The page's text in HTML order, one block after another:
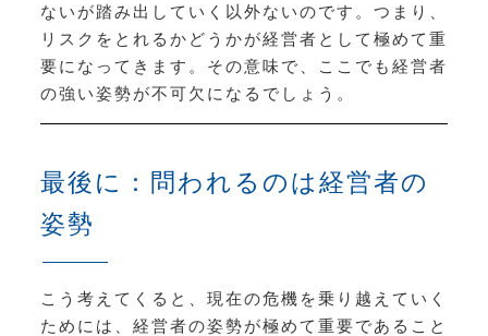
ないが踏み出していく以外ないのです。つまり、
リスクをとれるかどうかが経営者として極めて重
要になってきます。その意味で、ここでも経営者
の強い姿勢が不可欠になるでしょう。
最後に：問われるのは経営者の
姿勢
こう考えてくると、現在の危機を乗り越えていく
ためには、経営者の姿勢が極めて重要であること